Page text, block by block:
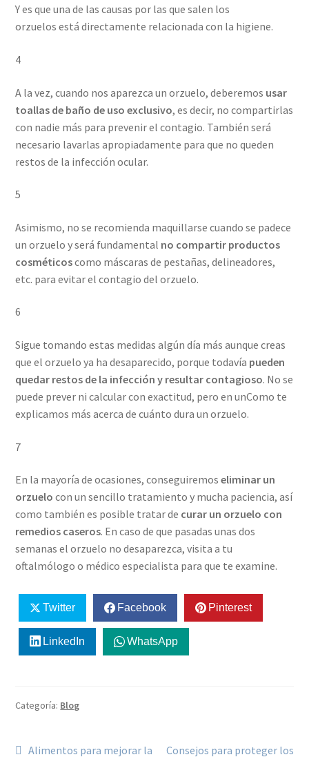
Y es que una de las causas por las que salen los
orzuelos está directamente relacionada con la higiene.
4
A la vez, cuando nos aparezca un orzuelo, deberemos usar
toallas de baño de uso exclusivo, es decir, no compartirlas
con nadie más para prevenir el contagio. También será
necesario lavarlas apropiadamente para que no queden
restos de la infección ocular.
5
Asimismo, no se recomienda maquillarse cuando se padece
un orzuelo y será fundamental no compartir productos
cosméticoscomo máscaras de pestañas, delineadores,
etc. para evitar el contagio del orzuelo.
6
Sigue tomando estas medidas algún día más aunque creas
que el orzuelo ya ha desaparecido, porque todavía pueden
quedar restos de la infección y resultar contagioso. No se
puede prever ni calcular con exactitud, pero en unComo te
explicamos más acerca de cuánto dura un orzuelo.
7
En la mayoría de ocasiones, conseguiremoseliminar un
orzuelocon un sencillo tratamiento y mucha paciencia, así
como también es posible tratar de curar un orzuelo con
remedios caseros. En caso de que pasadas unas dos
semanas el orzuelo no desaparezca, visita a tu
oftalmólogo o médico especialista para que te examine.
Twitter Facebook Pinterest
LinkedIn WhatsApp
Categoría: Blog
Alimentos para mejorar la Consejos para proteger los